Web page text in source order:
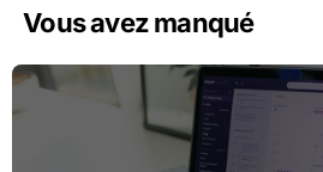
Vous avez manqué